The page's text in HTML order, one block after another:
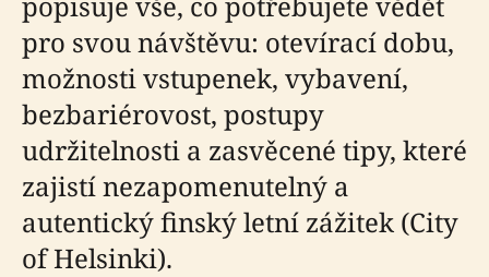
pro svou návštěvu: otevírací dobu,
možnosti vstupenek, vybavení,
bezbariérovost, postupy
udržitelnosti a zasvěcené tipy, které
zajistí nezapomenutelný a
autentický finský letní zážitek (City
of Helsinki).